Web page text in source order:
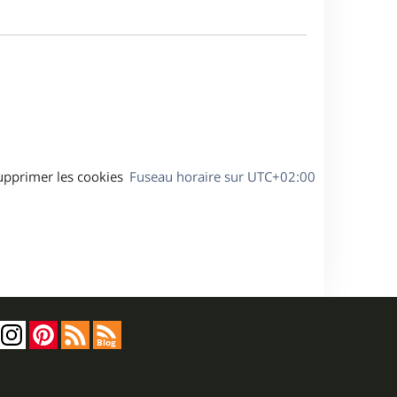
Fuseau horaire sur UTC+02:00
les cookies